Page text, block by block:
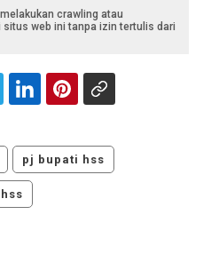
crawling atau
web ini tanpa izin tertulis dari
pj bupati hss